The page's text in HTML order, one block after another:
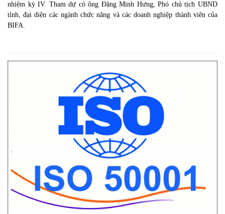
nhiệm kỳ IV. Tham dự có ông Đặng Minh Hưng, Phó chủ tịch UBND
tỉnh, đại diện các ngành chức năng và các doanh nghiệp thành viên của
BIFA.